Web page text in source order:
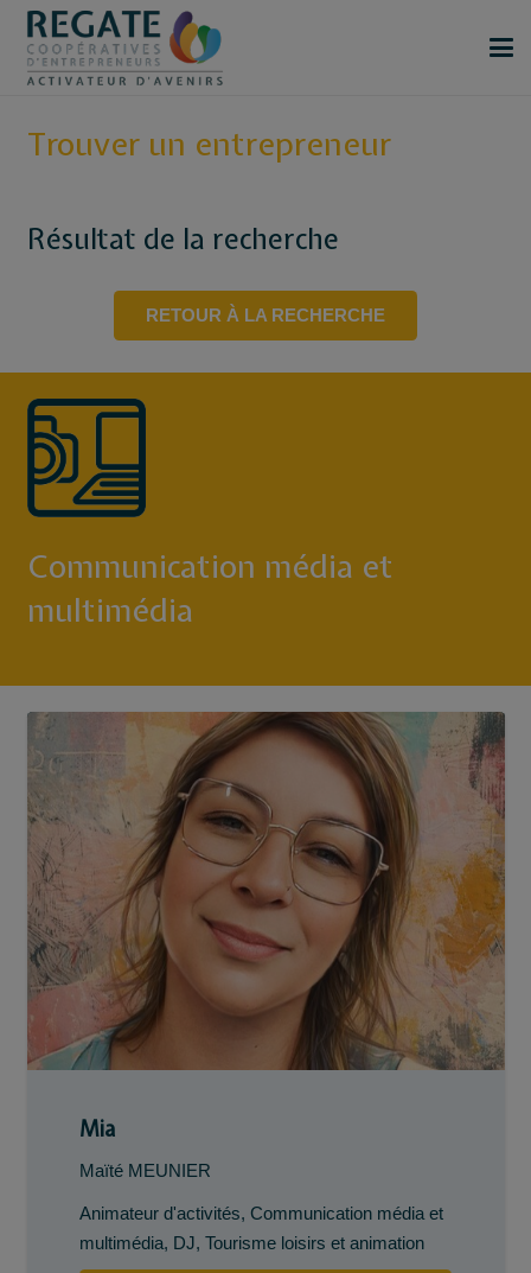
Trouver un entrepreneur
Résultat de la recherche
RETOUR À LA RECHERCHE
Communication média et
multimédia
Mia
Maïté MEUNIER
Animateur d'activités, Communication média et
multimédia, DJ, Tourisme loisirs et animation